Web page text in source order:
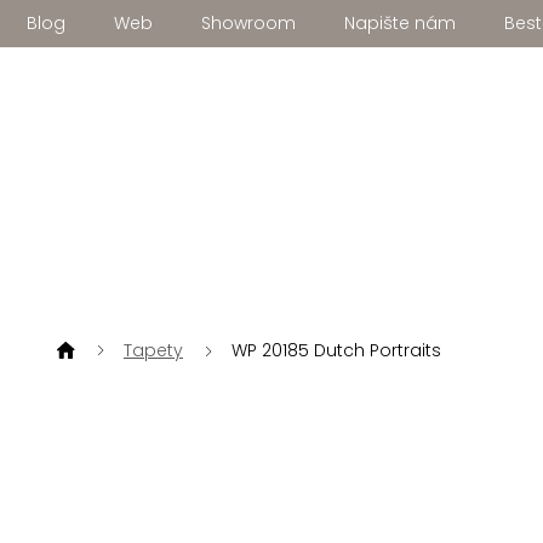
PřejítBlog Web Showroom Napište nám
Tapety WP 20185 Dutch Portraits